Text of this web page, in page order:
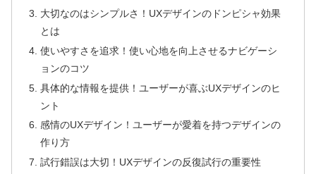
大切なのはシンプルさ！UXデザインのドンピシャ効果
とは
使いやすさを追求！使い心地を向上させるナビゲーシ
ョンのコツ
具体的な情報を提供！ユーザーが喜ぶUXデザインのヒ
ント
感情のUXデザイン！ユーザーが愛着を持つデザインの
作り方
試行錯誤は大切！UXデザインの反復試行の重要性